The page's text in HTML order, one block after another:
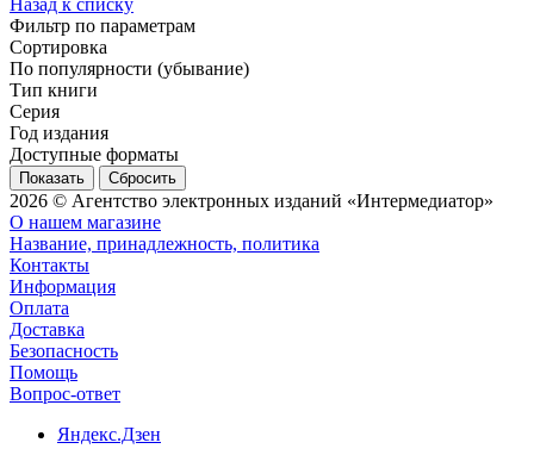
Фильтр по параметрам
Сортировка
По популярности (убывание)
Тип книги
Серия
Год издания
Доступные форматы
Сбросить
2026 © Агентство электронных изданий «Интермедиатор»
О нашем магазине
Название, принадлежность, политика
Контакты
Информация
Оплата
Доставка
Безопасность
Помощь
Вопрос-ответ
Яндекс.Дзен